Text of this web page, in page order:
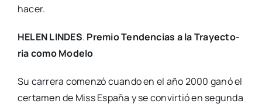
hacer.
HELEN LINDES. Pre­mio Ten­den­cias a la Tra­yec­to­
ria como Mode­lo
Su carre­ra comen­zó cuan­do en el año 2000 ganó el
cer­ta­men de Miss Espa­ña y se con­vir­tió en segun­da